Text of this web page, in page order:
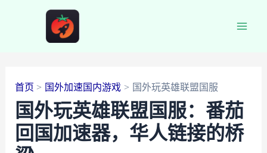
首页 国外加速国内游戏 国外玩英雄联盟国服
国外玩英雄联盟国服：番茄
回国加速器，华人链接的桥